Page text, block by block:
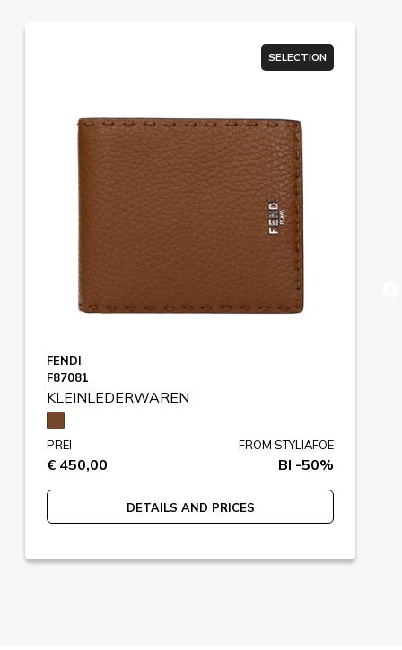
SELECTION
FENDI
F87081
KLEINLEDERWAREN
PREI
€ 450,00
FROM STYLIAFOE
BI -50%
DETAILS AND PRICES